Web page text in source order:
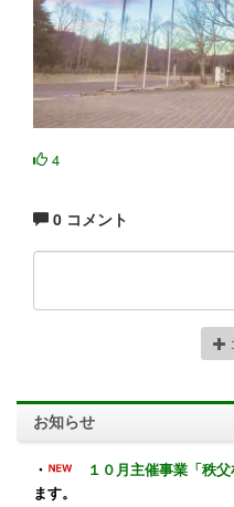
4
0 コメント
お知らせ
・ １０月主催事業「秩
ます。